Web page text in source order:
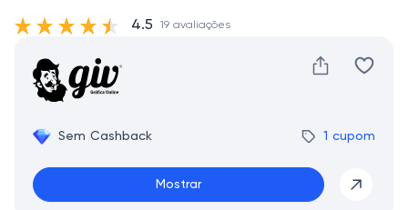
Sem Cashback 1 cupom
Mostrar
4.5 19 avaliações